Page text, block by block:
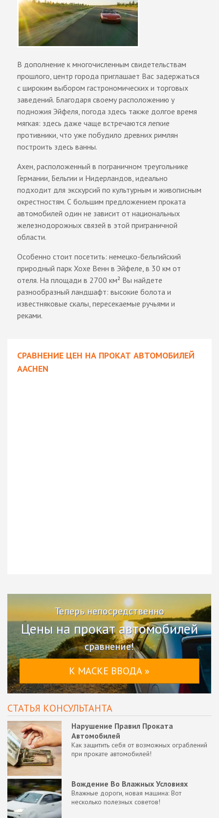
В дополнение к многочисленным свидетельствам
прошлого, центр города приглашает Вас задержаться
с широким выбором гастрономических и торговых
заведений. Благодаря своему расположению у
подножия Эйфеля, погода здесь также долгое время
мягкая: здесь даже чаще встречаются легкие
противники, что уже побудило древних римлян
построить здесь ванны.
Ахен, расположенный в пограничном треугольнике
Германии, Бельгии и Нидерландов, идеально
подходит для экскурсий по культурным и живописным
окрестностям. С большим предложением проката
автомобилей один не зависит от национальных
железнодорожных связей в этой приграничной
области.
Особенно стоит посетить: немецко-бельгийский
природный парк Хохе Венн в Эйфеле, в 30 км от
отеля. На площади в 2700 км² Вы найдете
разнообразный ландшафт: высокие болота и
известняковые скалы, пересекаемые ручьями и
реками.
СРАВНЕНИЕ ЦЕН НА ПРОКАТ АВТОМОБИЛЕЙ
AACHEN
Теперь непосредственно
Цены на прокат автомобилей
сравнение!
К МАСКЕ ВВОДА »
СТАТЬЯ КОНСУЛЬТАНТА
Нарушение Правил Проката
Автомобилей
Как защитить себя от возможных ограблений
при прокате автомобилей!
Вождение Во Влажных Условиях
Влажные дороги, новая машина: Вот
несколько полезных советов!